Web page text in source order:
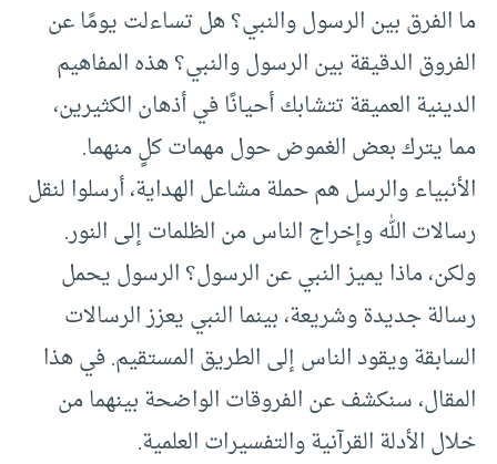
ما الفرق بين الرسول والنبي؟ هل تساءلت يومًا عن
الفروق الدقيقة بين الرسول والنبي؟ هذه المفاهيم
الدينية العميقة تتشابك أحيانًا في أذهان الكثيرين،
مما يترك بعض الغموض حول مهمات كلٍ منهما.
الأنبياء والرسل هم حملة مشاعل الهداية، أرسلوا لنقل
رسالات الله وإخراج الناس من الظلمات إلى النور.
ولكن، ماذا يميز النبي عن الرسول؟ الرسول يحمل
رسالة جديدة وشريعة، بينما النبي يعزز الرسالات
السابقة ويقود الناس إلى الطريق المستقيم. في هذا
المقال، سنكشف عن الفروقات الواضحة بينهما من
خلال الأدلة القرآنية والتفسيرات العلمية.